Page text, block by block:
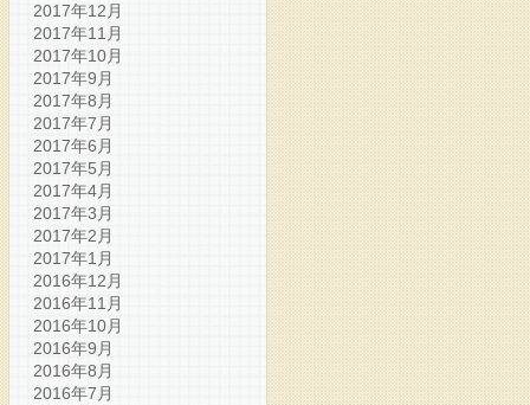
2017年12月
2017年11月
2017年10月
2017年9月
2017年8月
2017年7月
2017年6月
2017年5月
2017年4月
2017年3月
2017年2月
2017年1月
2016年12月
2016年11月
2016年10月
2016年9月
2016年8月
2016年7月